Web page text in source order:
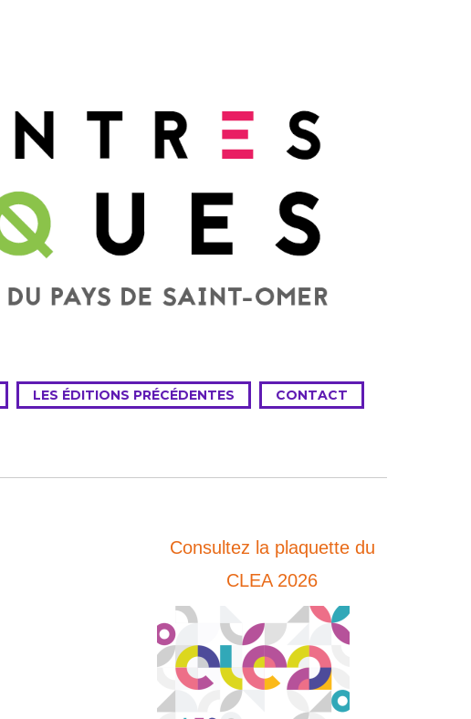
LES ÉDITIONS PRÉCÉDENTES CONTACT
Consultez la plaquette du
CLEA 2026